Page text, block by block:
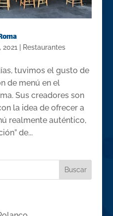
2021| Restaurantes
tuvimos el gusto de
de menú en el
Sus creadores son
la idea de ofrecer a
realmente auténtico,
de...